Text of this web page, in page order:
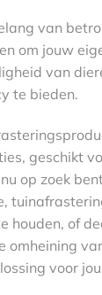
van
om jouw
van
te bieden.
geschikt
op zoek
houden, of
omheining
voor